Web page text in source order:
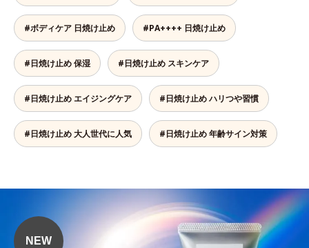
#ボディケア 日焼け止め #PA++++ 日焼け止め
#日焼け止め 保湿 #日焼け止め スキンケア
#日焼け止め エイジングケア #日焼け止め ハリつや習慣
#日焼け止め 大人世代に人気 #日焼け止め 年齢サイン対策
NEW